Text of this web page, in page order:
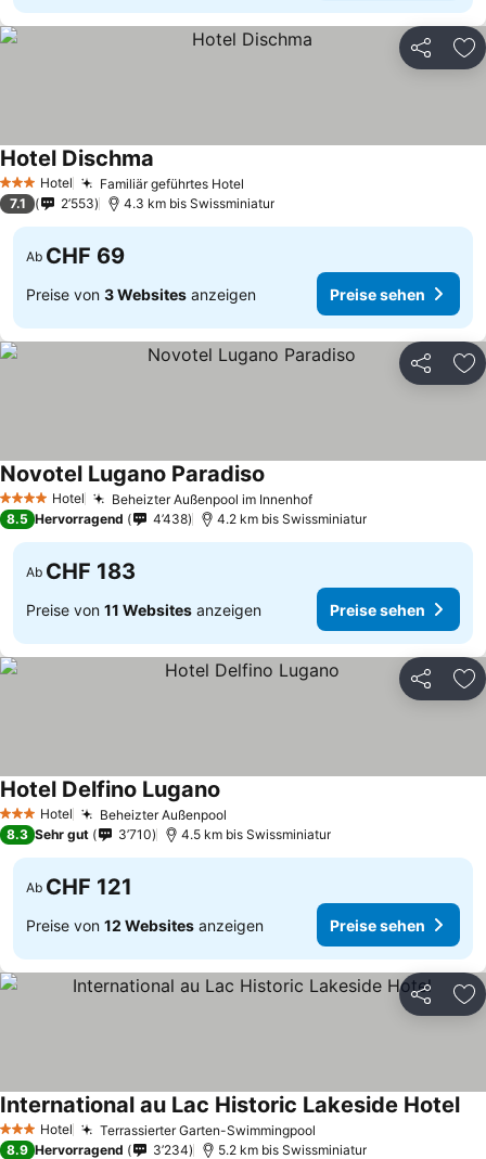
Teilen
3 SterneHotel Familiär geführtes Hotel
Hotel Dischma
7.1 2’553 4.3 km bis Swissminiatur
Ab CHF 69
Preise von 3 Websites anzeigen Preise sehen
Teilen
4 Sterne Hotel Beheizter Außenpool im InnenhofPreise sehen
Novotel Lugano Paradiso
8.5 Hervorragend 4’438 4.2 km bis Swissminiatur
Ab CHF 183
Preise von 11 Websites anzeigen Preise sehen
Teilen
3 SterneHotel Beheizter Außenpool
Hotel Delfino Lugano
8.3 Sehr gut 3’710 4.5 km bis Swissminiatur
Ab CHF 121
Preise von 12 Websites anzeigen Preise sehen
Teilen
3 SterneHotel Terrassierter Garten-Swimmingpool
International au Lac Historic Lakeside Hotel
8.9 Hervorragend 3’234 5.2 km bis Swissminiatur